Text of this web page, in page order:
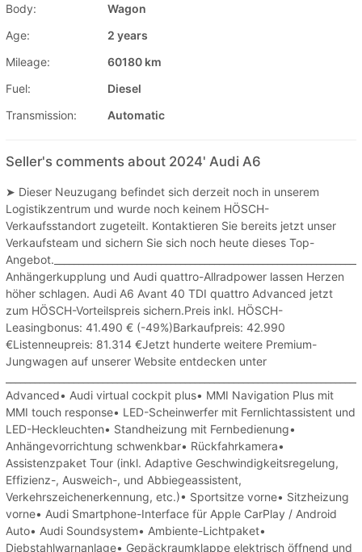
Body:
Wagon
Age:
2 years
Mileage:
60180 km
Fuel:
Diesel
Transmission:
Automatic
Seller's comments about 2024' Audi A6
➤ Dieser Neuzugang befindet sich derzeit noch in unserem
Logistikzentrum und wurde noch keinem HÖSCH-
Verkaufsstandort zugeteilt. Kontaktieren Sie bereits jetzt unser
Verkaufsteam und sichern Sie sich noch heute dieses Top-
Anhängerkupplung und Audi quattro-Allradpower lassen Herzen
höher schlagen. Audi A6 Avant 40 TDI quattro Advanced jetzt
zum HÖSCH-Vorteilspreis sichern.Preis inkl. HÖSCH-
Leasingbonus: 41.490 € (-49%)Barkaufpreis: 42.990
€Listenneupreis: 81.314 €Jetzt hunderte weitere Premium-
Jungwagen auf unserer Website entdecken unter
Advanced• Audi virtual cockpit plus• MMI Navigation Plus mit
MMI touch response• LED-Scheinwerfer mit Fernlichtassistent und
LED-Heckleuchten• Standheizung mit Fernbedienung•
Anhängevorrichtung schwenkbar• Rückfahrkamera•
Assistenzpaket Tour (inkl. Adaptive Geschwindigkeitsregelung,
Effizienz-, Ausweich-, und Abbiegeassistent,
Verkehrszeichenerkennung, etc.)• Sportsitze vorne• Sitzheizung
vorne• Audi Smartphone-Interface für Apple CarPlay / Android
Auto• Audi Soundsystem• Ambiente-Lichtpaket•
Diebstahlwarnanlage• Gepäckraumklappe elektrisch öffnend und